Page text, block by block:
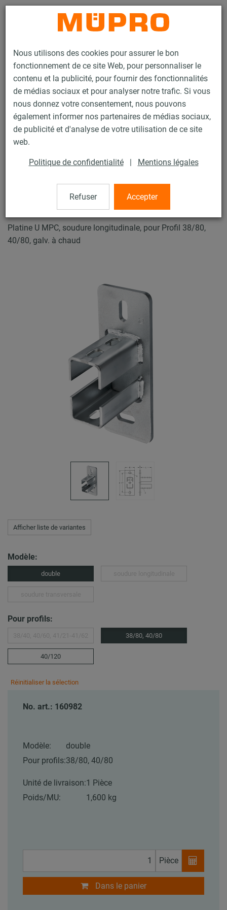
Nous utilisons des cookies pour assurer le bon
fonctionnement de ce site Web, pour personnaliser le
contenu et la publicité, pour fournir des fonctionnalités
de médias sociaux et pour analyser notre trafic. Si vous
nous donnez votre consentement, nous pouvons
également informer nos partenaires de médias sociaux,
de publicité et d'analyse de votre utilisation de ce site
web.
Politique de confidentialité | Mentions légales
Refuser Accepter
Contact
Produits Technique de fixation
Fixation de gaines
Rails d'installation pour la fixation de gaines
Rails d’installation MPC (plage de charge légère à moyenne)
Platine U MPC
28 / 63
Platine U MPC
Platine U MPC, soudure longitudinale, pour Profil 38/80,
40/80, galv. à chaud
Afficher liste de variantes
Modèle:
double
Pour profils:
38/80, 40/80
40/120
Réinitialiser la sélection
No. art.: 160982
Modèle:
double
Pour profils:38/80, 40/80
Unité de livraison:1 Pièce
Poids/MU:
1,600 kg
Pièce
Dans le panier